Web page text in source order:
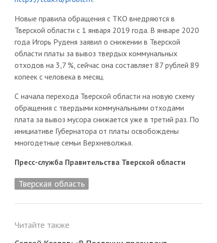
Новые правила обращения с ТКО внедряются в
Тверской области с 1 января 2019 года. В январе 2020
года Игорь Руденя заявил о снижении в Тверской
области платы за вывоз твердых коммунальных
отходов на 3,7 %, сейчас она составляет 87 рублей 89
копеек с человека в месяц.
С начала перехода Тверской области на новую схему
обращения с твердыми коммунальными отходами
плата за вывоз мусора снижается уже в третий раз. По
инициативе Губернатора от платы освобождены
многодетные семьи Верхневолжья.
Пресс-служба Правительства Тверской области
Тверская область
Читайте также